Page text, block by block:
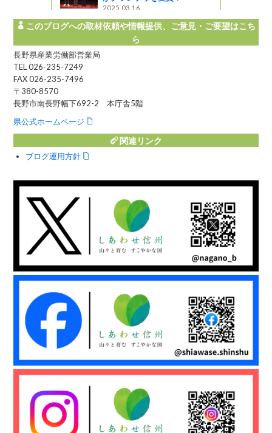
2025.03.16
このブログへの取材依頼や情報提供、ご意見・ご要望はこち
ら
長野県産業労働部営業局
TEL 026-235-7249
FAX 026-235-7496
〒380-8570
長野市南長野幅下692-2 本庁舎5階
県公式ホームページ
関連リンク
ブログ運用方針